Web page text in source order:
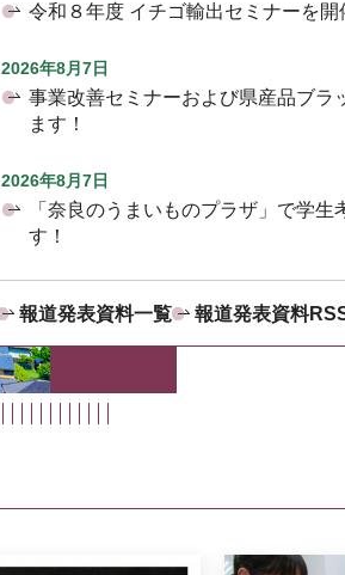
令和８年度 イチゴ輸出セミナーを開
2026年8月7日
事業改善セミナーおよび県産品ブラ
ます！
2026年8月7日
「奈良のうまいものプラザ」で学
す！
報道発表資料一覧 報道発表資料